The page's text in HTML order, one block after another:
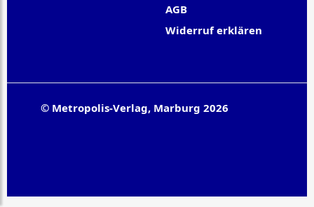
AGB
Widerruf erklären
© Metropolis-Verlag, Marburg 2026